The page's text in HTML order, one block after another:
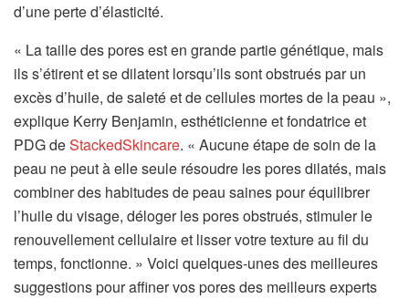
d’une perte d’élasticité.
« La taille des pores est en grande partie génétique, mais
ils s’étirent et se dilatent lorsqu’ils sont obstrués par un
excès d’huile, de saleté et de cellules mortes de la peau »,
explique Kerry Benjamin, esthéticienne et fondatrice et
PDG deStackedSkincare. « Aucune étape de soin de la
peau ne peut à elle seule résoudre les pores dilatés, mais
combiner des habitudes de peau saines pour équilibrer
l’huile du visage, déloger les pores obstrués, stimuler le
renouvellement cellulaire et lisser votre texture au fil du
temps, fonctionne. » Voici quelques-unes des meilleures
suggestions pour affiner vos pores des meilleurs experts